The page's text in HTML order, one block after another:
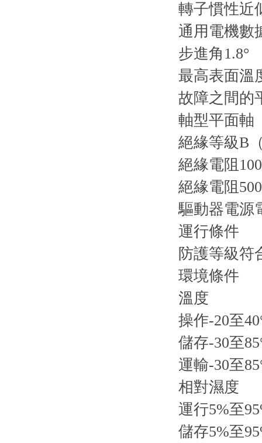
轉子慣性近
通用電機數
步進角1.8°
最高表面溫
故障之間的
軸型平面軸
絕緣等級B
絕緣電阻
絕緣電阻
驅動器電源
運行條件
防護等級符
環境條件
溫度
操作-20至
儲存-30至
運輸-30至
相對濕度
運行5%至
儲存5%至